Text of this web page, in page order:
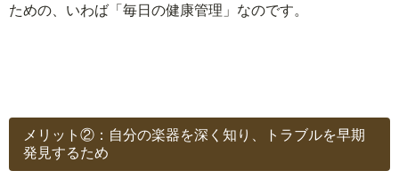
ための、いわば「毎日の健康管理」なのです。
メリット②：自分の楽器を深く知り、トラブルを早期
発見するため